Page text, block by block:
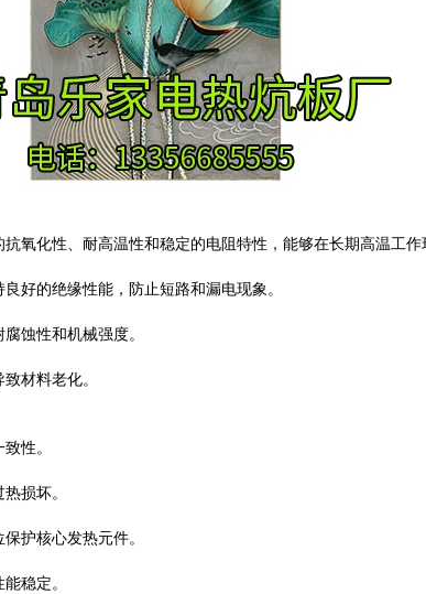
化性、耐高温性和稳定的电阻特性，能够在长期高温工作
好的绝缘性能，防止短路和漏电现象。
蚀性和机械强度。
材料老化。
性。
损坏。
护核心发热元件。
稳定。